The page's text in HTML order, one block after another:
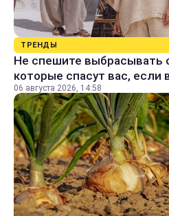
ТРЕНДЫ
Не спешите выбрасывать
которые спасут вас, если
06 августа 2026, 14:58